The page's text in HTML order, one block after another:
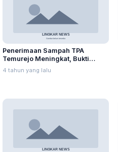
Penerimaan Sampah TPA
Temurejo Meningkat, Bukti
Masyarakat Blora Peduli
Kebersihan
4 tahun yang lalu